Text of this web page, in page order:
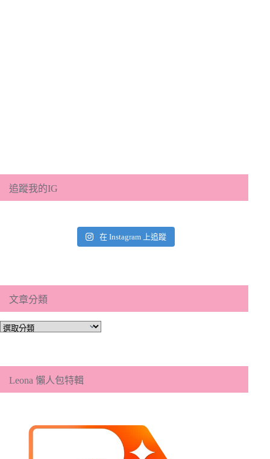
追蹤我的IG
在 Instagram 上追蹤
文章分類
文
類
Leona 懶人包特輯